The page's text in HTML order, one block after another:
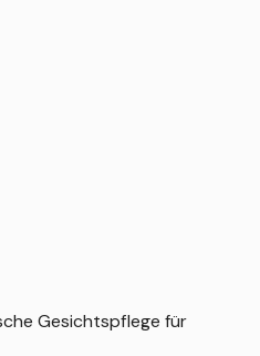
Gesichtspflege für